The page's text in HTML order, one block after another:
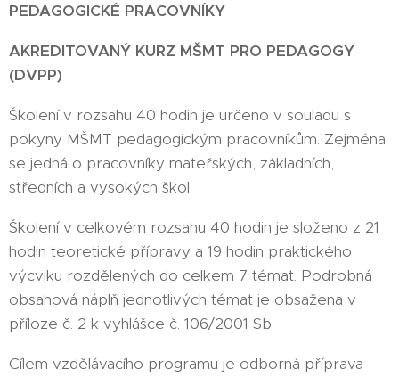
PEDAGOGICKÉ PRACOVNÍKY
AKREDITOVANÝ KURZ MŠMT PRO PEDAGOGY
(DVPP)
Školení v rozsahu 40 hodin je určeno v souladu s
pokyny MŠMT pedagogickým pracovníkům. Zejména
se jedná o pracovníky mateřských, základních,
středních a vysokých škol.
Školení v celkovém rozsahu 40 hodin je složeno z 21
hodin teoretické přípravy a 19 hodin praktického
výcviku rozdělených do celkem 7 témat. Podrobná
obsahová náplň jednotlivých témat je obsažena v
příloze č. 2 k vyhlášce č. 106/2001 Sb.
Cílem vzdělávacího programu je odborná příprava